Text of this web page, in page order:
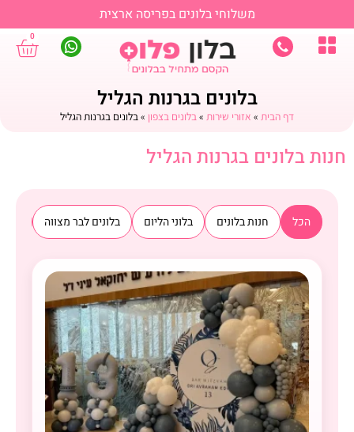
משלוחי בלונים בפריסה ארצית
0
בלונים בגרנות הגליל
דף הבית » אזורי שירות »בלונים בצפון »בלונים בגרנות הגליל
חנות בלונים בגרנות הגליל
הכל חנות בלונים בלוני הליום בלונים לבר מצווה